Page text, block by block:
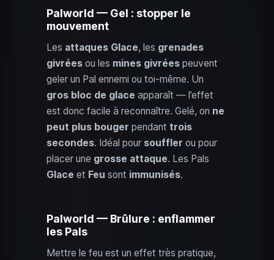
Palworld — Gel : stopper le
mouvement
Les attaques Glace, les grenades
givrées ou les mines givrées peuvent
geler un Pal ennemi ou toi‑même. Un
gros bloc de glace apparaît — l’effet
est donc facile à reconnaître. Gelé, on ne
peut plus bouger pendant trois
secondes. Idéal pour souffler ou pour
placer une grosse attaque. Les Pals
Glace et Feu sont immunisés.
Palworld — Brûlure : enflammer
les Pals
Mettre le feu est un effet très pratique,